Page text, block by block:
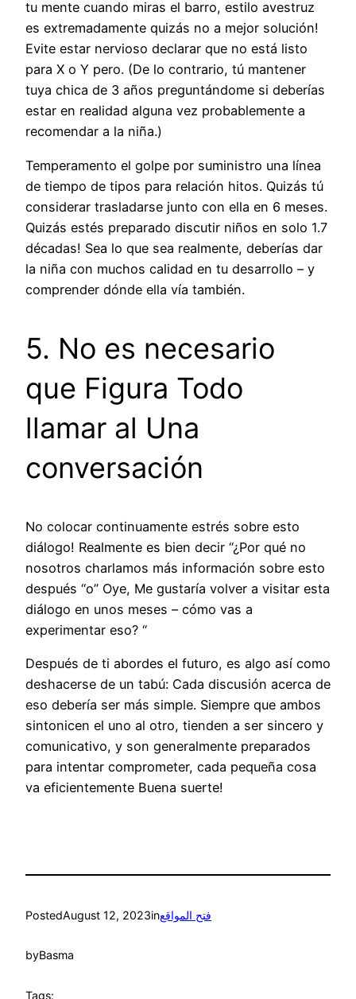
tu mente cuando miras el barro, estilo avestruz
es extremadamente quizás no a mejor solución!
Evite estar nervioso declarar que no está listo
para X o Y pero. (De lo contrario, tú mantener
tuya chica de 3 años preguntándome si deberías
estar en realidad alguna vez probablemente a
recomendar a la niña.)
Temperamento el golpe por suministro una línea
de tiempo de tipos para relación hitos. Quizás tú
considerar trasladarse junto con ella en 6 meses.
Quizás estés preparado discutir niños en solo 1.7
décadas! Sea lo que sea realmente, deberías dar
la niña con muchos calidad en tu desarrollo – y
comprender dónde ella vía también.
5. No es necesario
que Figura Todo
llamar al Una
conversación
No colocar continuamente estrés sobre esto
diálogo! Realmente es bien decir “¿Por qué no
nosotros charlamos más información sobre esto
después “o” Oye, Me gustaría volver a visitar esta
diálogo en unos meses – cómo vas a
experimentar eso? “
Después de ti abordes el futuro, es algo así como
deshacerse de un tabú: Cada discusión acerca de
eso debería ser más simple. Siempre que ambos
sintonicen el uno al otro, tienden a ser sincero y
comunicativo, y son generalmente preparados
para intentar comprometer, cada pequeña cosa
va eficientemente Buena suerte!
PostedAugust 12, 2023inفتح المواقع
byBasma
Tags: